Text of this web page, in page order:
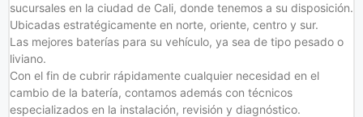
sucursales en la ciudad de Cali, donde tenemos a su disposición.
Ubicadas estratégicamente en norte, oriente, centro y sur.
Las mejores baterías para su vehículo, ya sea de tipo pesado o
liviano.
Con el fin de cubrir rápidamente cualquier necesidad en el
cambio de la batería, contamos además con técnicos
especializados en la instalación, revisión y diagnóstico.